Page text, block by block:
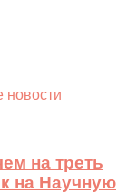
новости
на треть
на Научную